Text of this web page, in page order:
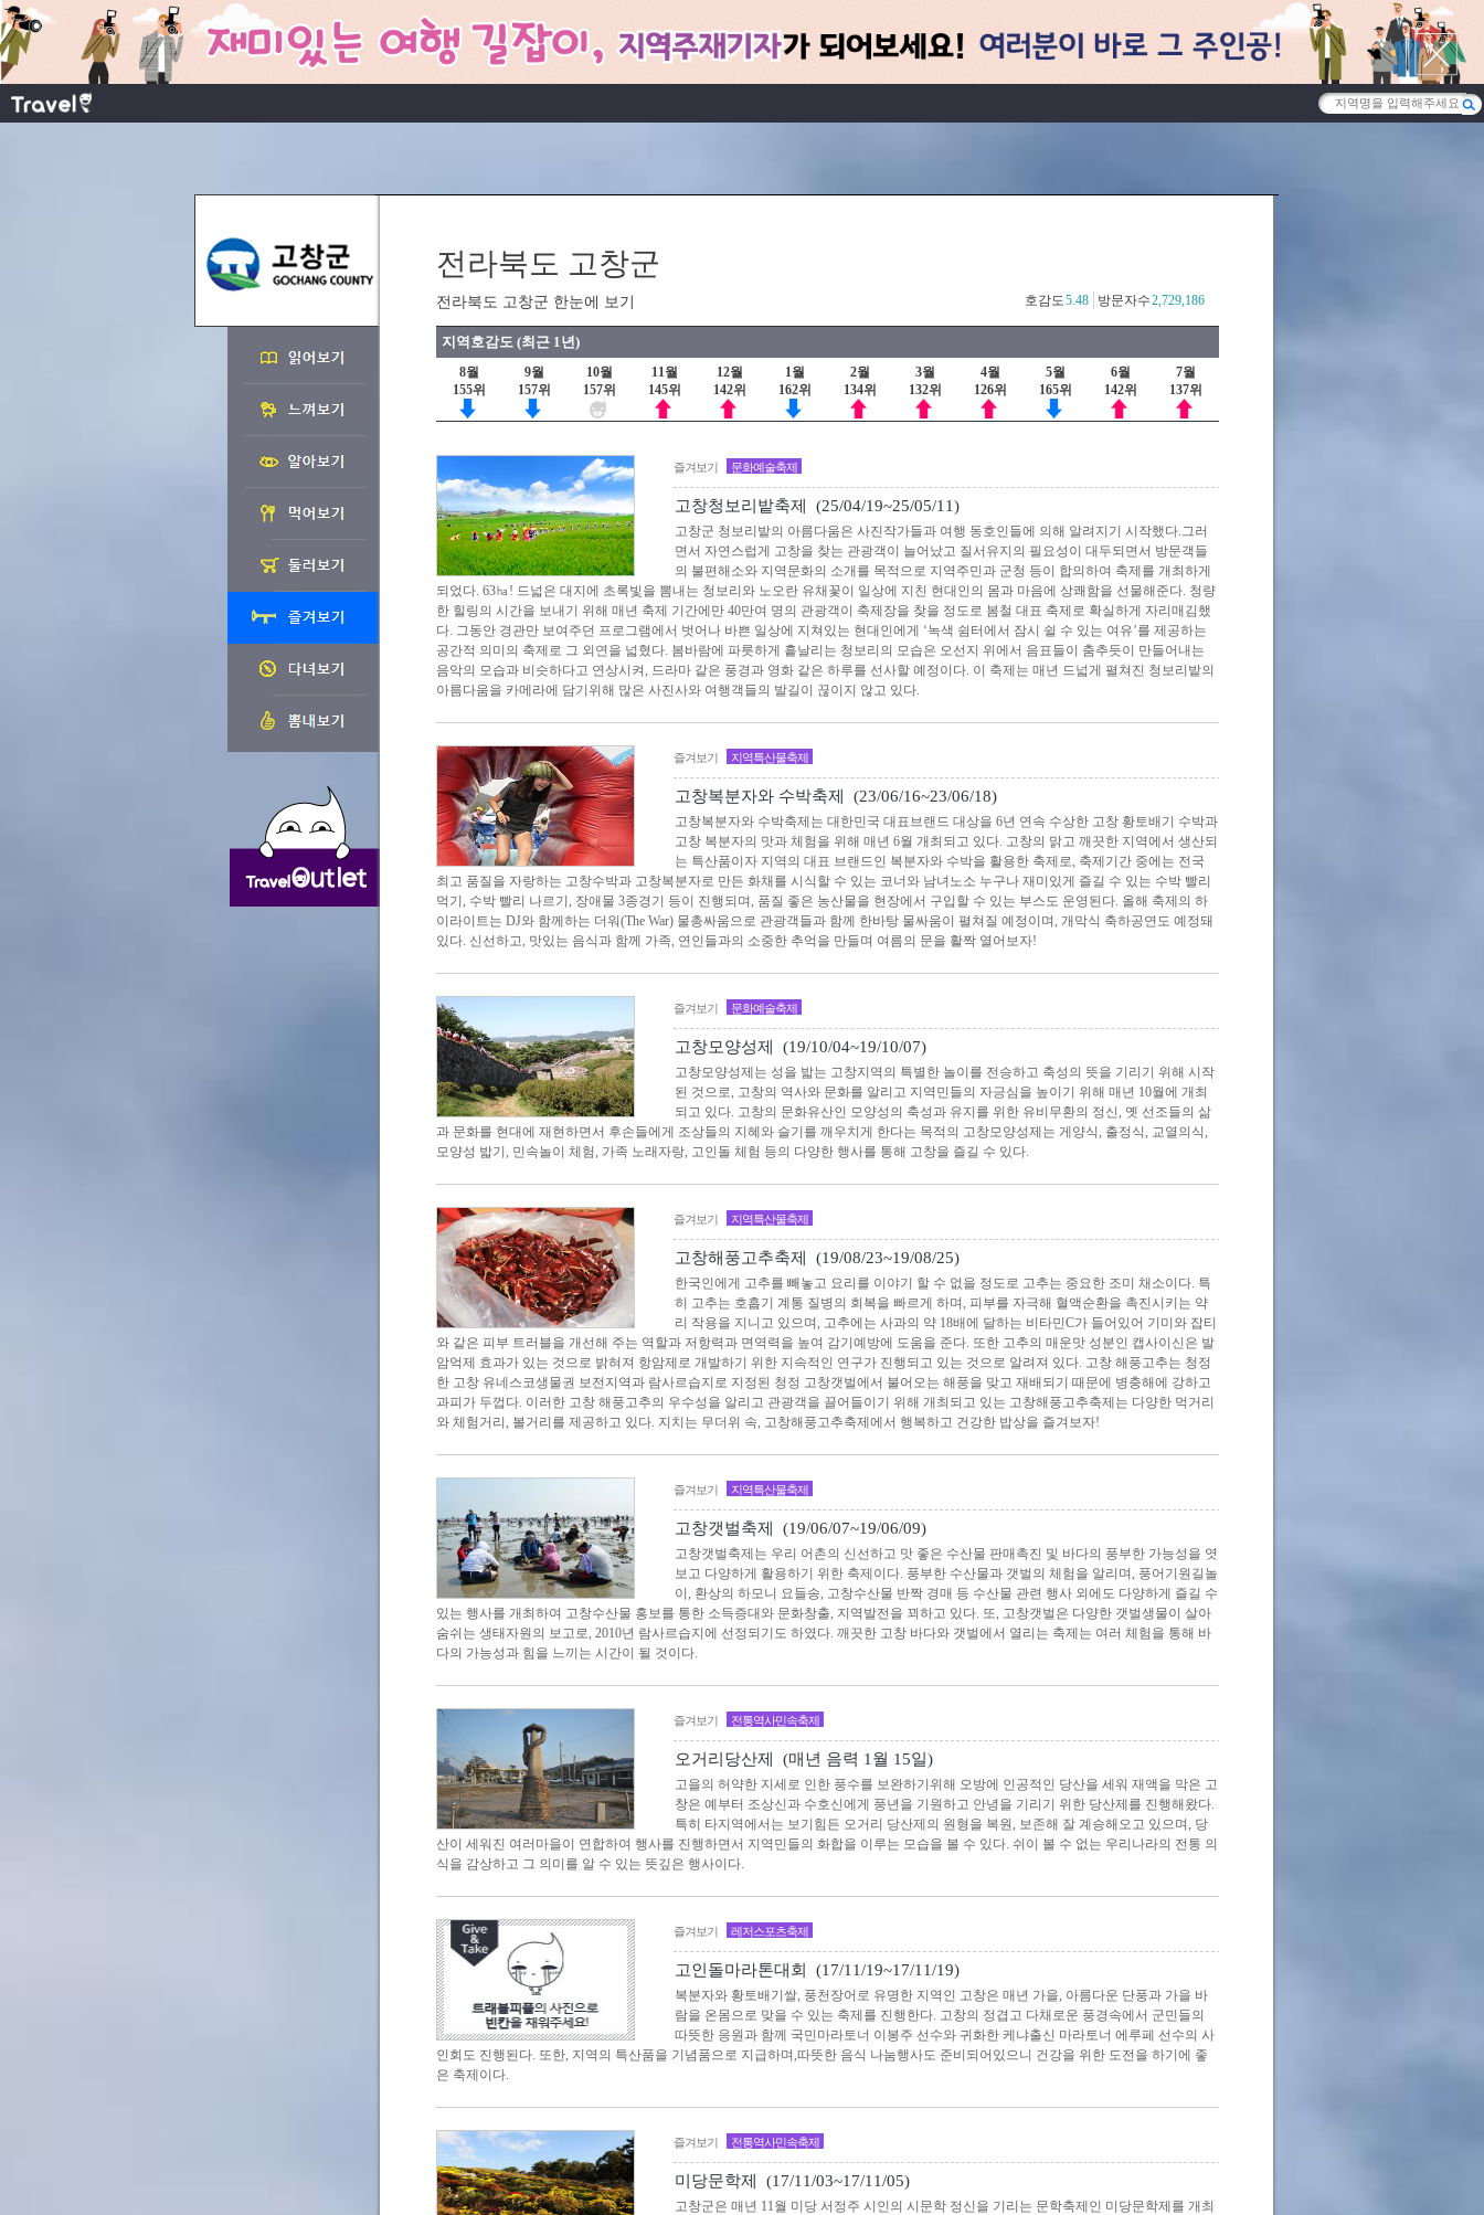
전라북도 고창군
전라북도 고창군 한눈에 보기 방문자수2,729,186
호감도5.48
지역호감도 (최근 1년)
8월
155위
9월
157위
10월
157위
11월
145위
12월
142위
1월
162위
2월
134위
3월
132위
4월
126위
5월
165위
6월
142위
7월
137위
즐겨보기 문화예술축제
고창청보리밭축제 (25/04/19~25/05/11)
고창군 청보리밭의 아름다움은 사진작가들과 여행 동호인들에 의해 알려지기 시작했다.그러
면서 자연스럽게 고창을 찾는 관광객이 늘어났고 질서유지의 필요성이 대두되면서 방문객들
의 불편해소와 지역문화의 소개를 목적으로 지역주민과 군청 등이 합의하여 축제를 개최하게
되었다. 63㏊! 드넓은 대지에 초록빛을 뽐내는 청보리와 노오란 유채꽃이 일상에 지친 현대인의 몸과 마음에 상쾌함을 선물해준다. 청량
한 힐링의 시간을 보내기 위해 매년 축제 기간에만 40만여 명의 관광객이 축제장을 찾을 정도로 봄철 대표 축제로 확실하게 자리매김했
다. 그동안 경관만 보여주던 프로그램에서 벗어나 바쁜 일상에 지쳐있는 현대인에게 ‘녹색 쉼터에서 잠시 쉴 수 있는 여유’를 제공하는
공간적 의미의 축제로 그 외연을 넓혔다. 봄바람에 파릇하게 흩날리는 청보리의 모습은 오선지 위에서 음표들이 춤추듯이 만들어내는
음악의 모습과 비슷하다고 연상시켜, 드라마 같은 풍경과 영화 같은 하루를 선사할 예정이다. 이 축제는 매년 드넓게 펼쳐진 청보리밭의
아름다움을 카메라에 담기위해 많은 사진사와 여행객들의 발길이 끊이지 않고 있다.
즐겨보기 지역특산물축제
고창복분자와 수박축제 (23/06/16~23/06/18)
고창복분자와 수박축제는 대한민국 대표브랜드 대상을 6년 연속 수상한 고창 황토배기 수박과
고창 복분자의 맛과 체험을 위해 매년 6월 개최되고 있다. 고창의 맑고 깨끗한 지역에서 생산되
는 특산품이자 지역의 대표 브랜드인 복분자와 수박을 활용한 축제로, 축제기간 중에는 전국
최고 품질을 자랑하는 고창수박과 고창복분자로 만든 화채를 시식할 수 있는 코너와 남녀노소 누구나 재미있게 즐길 수 있는 수박 빨리
먹기, 수박 빨리 나르기, 장애물 3종경기 등이 진행되며, 품질 좋은 농산물을 현장에서 구입할 수 있는 부스도 운영된다. 올해 축제의 하
이라이트는 DJ와 함께하는 더워(The War) 물총싸움으로 관광객들과 함께 한바탕 물싸움이 펼쳐질 예정이며, 개막식 축하공연도 예정돼
있다. 신선하고, 맛있는 음식과 함께 가족, 연인들과의 소중한 추억을 만들며 여름의 문을 활짝 열어보자!
즐겨보기 문화예술축제
고창모양성제 (19/10/04~19/10/07)
고창모양성제는 성을 밟는 고창지역의 특별한 놀이를 전승하고 축성의 뜻을 기리기 위해 시작
된 것으로, 고창의 역사와 문화를 알리고 지역민들의 자긍심을 높이기 위해 매년 10월에 개최
되고 있다. 고창의 문화유산인 모양성의 축성과 유지를 위한 유비무환의 정신, 옛 선조들의 삶
과 문화를 현대에 재현하면서 후손들에게 조상들의 지혜와 슬기를 깨우치게 한다는 목적의 고창모양성제는 게양식, 출정식, 교열의식,
모양성 밟기, 민속놀이 체험, 가족 노래자랑, 고인돌 체험 등의 다양한 행사를 통해 고창을 즐길 수 있다.
즐겨보기 지역특산물축제
고창해풍고추축제 (19/08/23~19/08/25)
한국인에게 고추를 빼놓고 요리를 이야기 할 수 없을 정도로 고추는 중요한 조미 채소이다. 특
히 고추는 호흡기 계통 질병의 회복을 빠르게 하며, 피부를 자극해 혈액순환을 촉진시키는 약
리 작용을 지니고 있으며, 고추에는 사과의 약 18배에 달하는 비타민C가 들어있어 기미와 잡티
와 같은 피부 트러블을 개선해 주는 역할과 저항력과 면역력을 높여 감기예방에 도움을 준다. 또한 고추의 매운맛 성분인 캡사이신은 발
암억제 효과가 있는 것으로 밝혀져 항암제로 개발하기 위한 지속적인 연구가 진행되고 있는 것으로 알려져 있다. 고창 해풍고추는 청정
한 고창 유네스코생물권 보전지역과 람사르습지로 지정된 청정 고창갯벌에서 불어오는 해풍을 맞고 재배되기 때문에 병충해에 강하고
과피가 두껍다. 이러한 고창 해풍고추의 우수성을 알리고 관광객을 끌어들이기 위해 개최되고 있는 고창해풍고추축제는 다양한 먹거리
와 체험거리, 볼거리를 제공하고 있다. 지치는 무더위 속, 고창해풍고추축제에서 행복하고 건강한 밥상을 즐겨보자!
즐겨보기 지역특산물축제
고창갯벌축제 (19/06/07~19/06/09)
고창갯벌축제는 우리 어촌의 신선하고 맛 좋은 수산물 판매촉진 및 바다의 풍부한 가능성을 엿
보고 다양하게 활용하기 위한 축제이다. 풍부한 수산물과 갯벌의 체험을 알리며, 풍어기원길놀
이, 환상의 하모니 요들송, 고창수산물 반짝 경매 등 수산물 관련 행사 외에도 다양하게 즐길 수
있는 행사를 개최하여 고창수산물 홍보를 통한 소득증대와 문화창출, 지역발전을 꾀하고 있다. 또, 고창갯벌은 다양한 갯벌생물이 살아
숨쉬는 생태자원의 보고로, 2010년 람사르습지에 선정되기도 하였다. 깨끗한 고창 바다와 갯벌에서 열리는 축제는 여러 체험을 통해 바
다의 가능성과 힘을 느끼는 시간이 될 것이다.
즐겨보기 전통역사민속축제
오거리당산제 (매년 음력 1월 15일)
고을의 허약한 지세로 인한 풍수를 보완하기위해 오방에 인공적인 당산을 세워 재액을 막은 고
창은 예부터 조상신과 수호신에게 풍년을 기원하고 안녕을 기리기 위한 당산제를 진행해왔다.
특히 타지역에서는 보기힘든 오거리 당산제의 원형을 복원, 보존해 잘 계승해오고 있으며, 당
산이 세워진 여러마을이 연합하여 행사를 진행하면서 지역민들의 화합을 이루는 모습을 볼 수 있다. 쉬이 볼 수 없는 우리나라의 전통 의
식을 감상하고 그 의미를 알 수 있는 뜻깊은 행사이다.
즐겨보기 레저스포츠축제
고인돌마라톤대회 (17/11/19~17/11/19)
복분자와 황토배기쌀, 풍천장어로 유명한 지역인 고창은 매년 가을, 아름다운 단풍과 가을 바
람을 온몸으로 맞을 수 있는 축제를 진행한다. 고창의 정겹고 다채로운 풍경속에서 군민들의
따뜻한 응원과 함께 국민마라토너 이봉주 선수와 귀화한 케냐출신 마라토너 에루페 선수의 사
인회도 진행된다. 또한, 지역의 특산품을 기념품으로 지급하며,따뜻한 음식 나눔행사도 준비되어있으니 건강을 위한 도전을 하기에 좋
은 축제이다.
즐겨보기 전통역사민속축제
미당문학제 (17/11/03~17/11/05)
고창군은 매년 11월 미당 서정주 시인의 시문학 정신을 기리는 문학축제인 미당문학제를 개최